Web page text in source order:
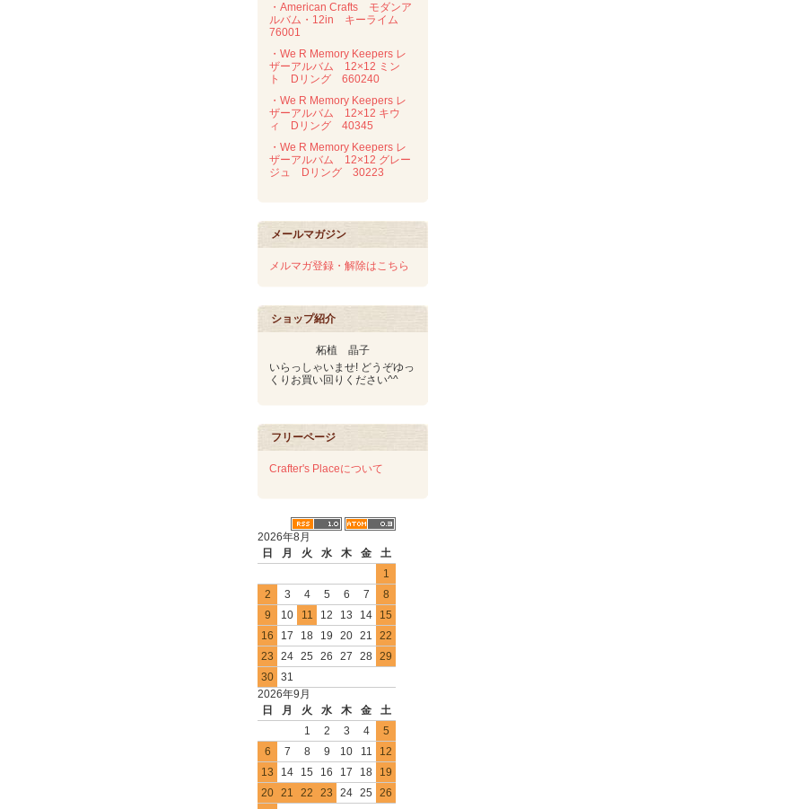
・American Crafts モダンア
ルバム・12in キーライム
76001
・We R Memory Keepers レ
ザーアルバム 12×12 ミン
ト Dリング 660240
・We R Memory Keepers レ
ザーアルバム 12×12 キウ
ィ Dリング 40345
・We R Memory Keepers レ
ザーアルバム 12×12 グレー
ジュ Dリング 30223
メールマガジン
メルマガ登録・解除はこちら
ショップ紹介
柘植 晶子
いらっしゃいませ! どうぞゆっ
くりお買い回りください^^
フリーページ
Crafter's Placeについて
2026年8月
日
月 火 水 木 金
土
1
2
3 4 5 6 7
8
9
10 11 12 13 14
15
16
17 18 19 20 21
22
23
24 25 26 27 28 29
30 31
2026年9月
日
月 火 水 木 金
土
1
2 3 4
5
6
7 8 9 10 11
12
13
14 15 16 17 18
19
20 21 22 23 24 25
26